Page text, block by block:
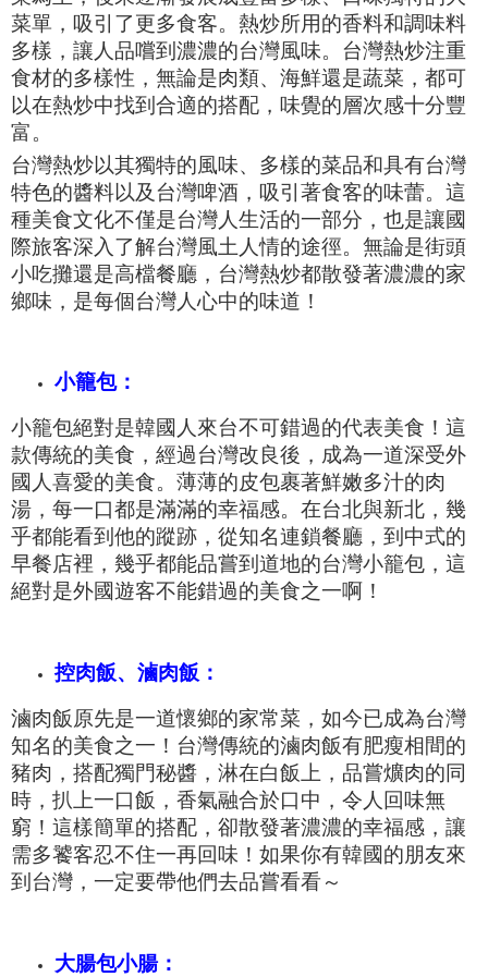
菜單，吸引了更多食客。熱炒所用的香料和調味料
多樣，讓人品嚐到濃濃的台灣風味。台灣熱炒注重
食材的多樣性，無論是肉類、海鮮還是蔬菜，都可
以在熱炒中找到合適的搭配，味覺的層次感十分豐
富。
台灣熱炒以其獨特的風味、多樣的菜品和具有台灣
特色的醬料以及台灣啤酒，吸引著食客的味蕾。這
種美食文化不僅是台灣人生活的一部分，也是讓國
際旅客深入了解台灣風土人情的途徑。無論是街頭
小吃攤還是高檔餐廳，台灣熱炒都散發著濃濃的家
鄉味，是每個台灣人心中的味道！
小籠包：
小籠包絕對是韓國人來台不可錯過的代表美食！這
款傳統的美食，經過台灣改良後，成為一道深受外
國人喜愛的美食。薄薄的皮包裹著鮮嫩多汁的肉
湯，每一口都是滿滿的幸福感。在台北與新北，幾
乎都能看到他的蹤跡，從知名連鎖餐廳，到中式的
早餐店裡，幾乎都能品嘗到道地的台灣小籠包，這
絕對是外國遊客不能錯過的美食之一啊！
控肉飯、滷肉飯：
滷肉飯原先是一道懷鄉的家常菜，如今已成為台灣
知名的美食之一！台灣傳統的滷肉飯有肥瘦相間的
豬肉，搭配獨門秘醬，淋在白飯上，品嘗爌肉的同
時，扒上一口飯，香氣融合於口中，令人回味無
窮！這樣簡單的搭配，卻散發著濃濃的幸福感，讓
需多饕客忍不住一再回味！如果你有韓國的朋友來
到台灣，一定要帶他們去品嘗看看～
大腸包小腸：